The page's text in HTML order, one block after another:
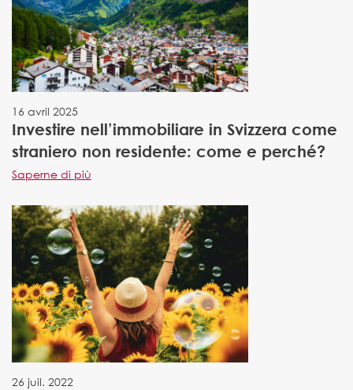
16 avril 2025
Investire nell’immobiliare in Svizzera come
straniero non residente: come e perché?
Saperne di più
26 juil. 2022